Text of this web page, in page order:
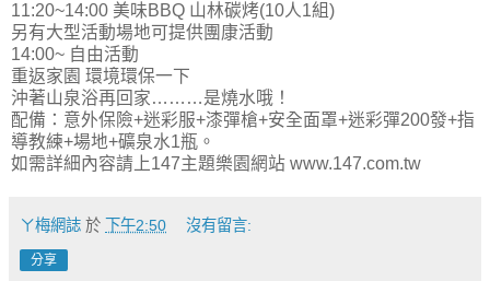
11:20~14:00 美味BBQ 山林碳烤(10人1組)
另有大型活動場地可提供團康活動
14:00~ 自由活動
重返家園 環境環保一下
沖著山泉浴再回家………是燒水哦！
配備：意外保險+迷彩服+漆彈槍+安全面罩+迷彩彈200發+指
導教練+場地+礦泉水1瓶。
如需詳細內容請上147主題樂園網站 www.147.com.tw
ㄚ梅網誌 於 下午2:50 沒有留言:
分享